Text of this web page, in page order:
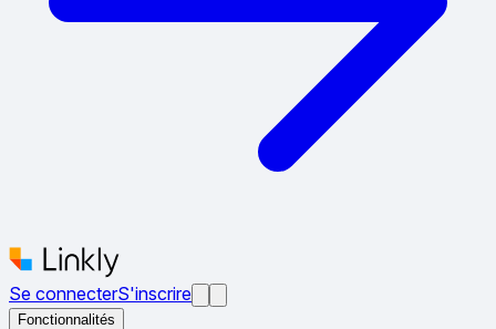
Se connecterS'inscrire
Fonctionnalités